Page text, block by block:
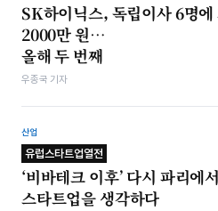
SK하이닉스, 독립이사 6명에
2000만 원…
올해 두 번째
우종국 기자
산업
유럽스타트업열전
‘비바테크 이후’ 다시 파리에서
스타트업을 생각하다